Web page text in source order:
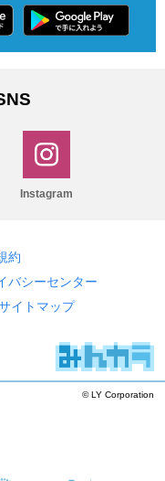
Instagram
約
バシーセンター
イトマップ
© LY Corporation